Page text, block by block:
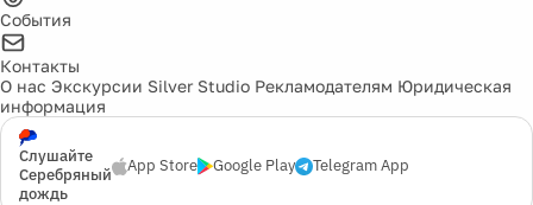
События
Контакты
О нас Экскурсии Silver Studio Рекламодателям Юридическая
информация
Слушайте
Серебряный
дождь
App Store Google Play Telegram App